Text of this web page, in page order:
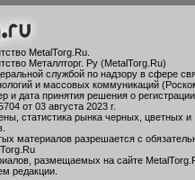
MetalTorg.Ru
Металлторг. Ру (MetalTorg.Ru)
службой по надзору в сфере
и массовых коммуникаций
и дата принятия решения о
от 03 августа 2023 г.
статистика рынка черных, цветных и
материалов разрешается с
размещаемых на сайте
редакции.